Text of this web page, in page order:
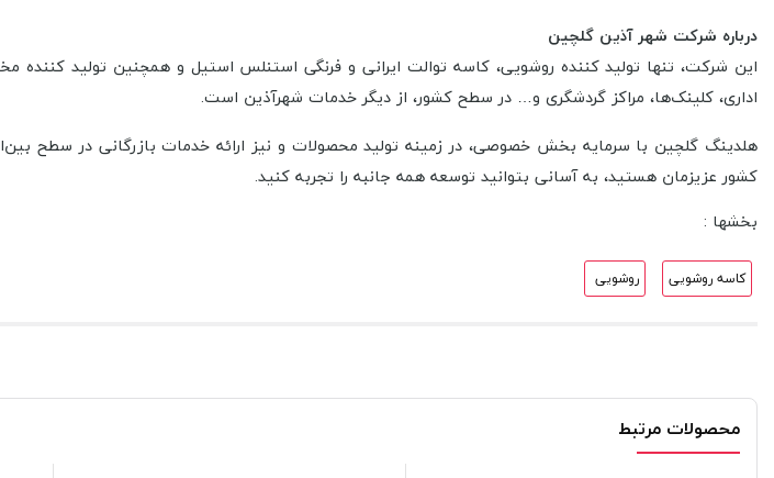
درباره شرکت شهر آذین گلچین
این شرکت، تنها تولید کننده روشویی، کاسه توالت ایرانی و فرنگی استنلس استیل و همچنین تولید کننده
اداری، کلینک‌ها، مراکز گردشگری و… در سطح کشور، از دیگر خدمات شهرآذین است.
هلدینگ گلچین با سرمایه بخش خصوصی، در زمینه تولید محصولات و نیز ارائه خدمات بازرگانی در سطح
کشور عزیزمان هستید، به آسانی بتوانید توسعه همه جانبه را تجربه کنید.
بخشها :
کاسه روشویی روشویی
محصولات مرتبط